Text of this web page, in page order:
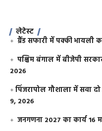
लेटेस्ट
ग्रैंड सफारी में पक्की भायली
पश्चिम बंगाल में बीजेपी
2026
​पिंजरापोल गौशाला में सवा
9, 2026
जनगणना 2027 का कार्य 16